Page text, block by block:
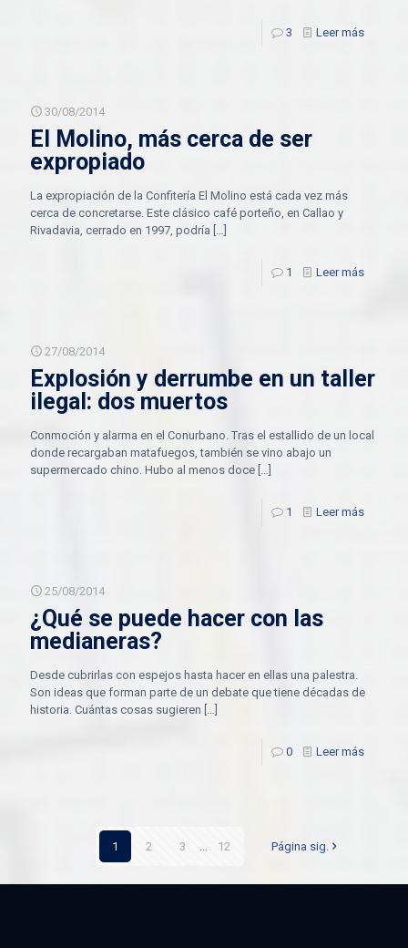
3 Leer más
30/08/2014
El Molino, más cerca de ser
expropiado
La expropiación de la Confitería El Molino está cada vez más
cerca de concretarse. Este clásico café porteño, en Callao y
Rivadavia, cerrado en 1997, podría […]
1 Leer más
27/08/2014
Explosión y derrumbe en un taller
ilegal: dos muertos
Conmoción y alarma en el Conurbano. Tras el estallido de un local
donde recargaban matafuegos, también se vino abajo un
supermercado chino. Hubo al menos doce […]
1 Leer más
25/08/2014
¿Qué se puede hacer con las
medianeras?
Desde cubrirlas con espejos hasta hacer en ellas una palestra.
Son ideas que forman parte de un debate que tiene décadas de
historia. Cuántas cosas sugieren […]
0 Leer más
1 2 3 ... 12 Página sig.